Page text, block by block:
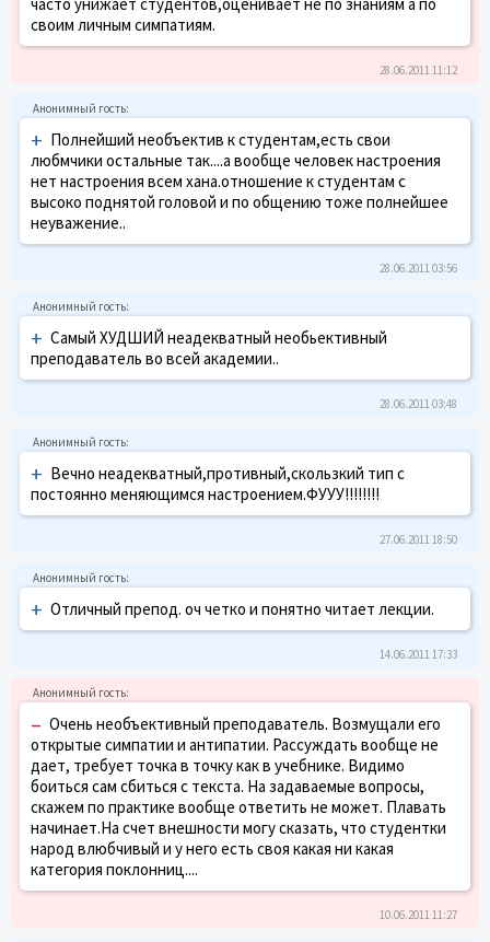
своим личным симпатиям.
28.06.2011 11:12
+ Полнейший необъектив к студентам,есть свои
любмчики остальные так....а вообще человек настроения
нет настроения всем хана.отношение к студентам с
высоко поднятой головой и по общению тоже полнейшее
неуважение..
28.06.2011 03:56
+ Самый ХУДШИЙ неадекватный необьективный
преподаватель во всей академии..
28.06.2011 03:48
+ Вечно неадекватный,противный,скользкий тип с
постоянно меняющимся настроением.ФУУУ!!!!!!!!
27.06.2011 18:50
+ Отличный препод. оч четко и понятно читает лекции.
14.06.2011 17:33
– Очень необъективный преподаватель. Возмущали его
открытые симпатии и антипатии. Рассуждать вообще не
дает, требует точка в точку как в учебнике. Видимо
боиться сам сбиться с текста. На задаваемые вопросы,
скажем по практике вообще ответить не может. Плавать
начинает.На счет внешности могу сказать, что студентки
народ влюбчивый и у него есть своя какая ни какая
категория поклонниц....
10.06.2011 11:27